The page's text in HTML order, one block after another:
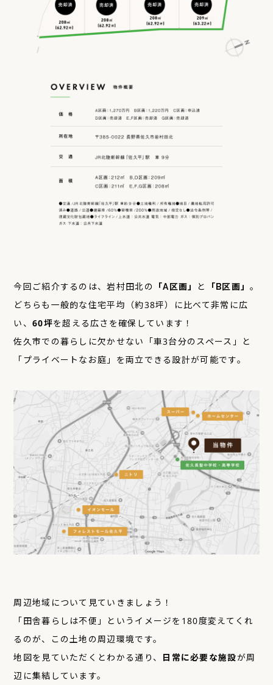
今回ご紹介するのは、岩村田北の 「A区画」 と 「B区画」。
どちらも一般的な住宅平均（約38坪）に比べて非常に広
い、 60坪を超える広さを確保しています！
佐久市での暮らしに欠かせない「車3台分のスペース」と
「プライベートなお庭」を両立できる設計が可能です。
周辺地域について見ていきましょう！
「田舎暮らしは不便」というイメージを180度変えてくれ
るのが、この土地の周辺環境です。
地図を見ていただくとわかる通り、
日常に必要な施設が周
辺に集結しています。